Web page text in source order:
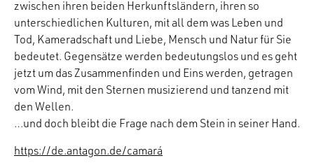
zwischen ihren beiden Herkunftsländern, ihren so
unterschiedlichen Kulturen, mit all dem was Leben und
Tod, Kameradschaft und Liebe, Mensch und Natur für Sie
bedeutet. Gegensätze werden bedeutungslos und es geht
jetzt um das Zusammenfinden und Eins werden, getragen
vom Wind, mit den Sternen musizierend und tanzend mit
den Wellen.
…und doch bleibt die Frage nach dem Stein in seiner Hand.
https://de.antagon.de/camará